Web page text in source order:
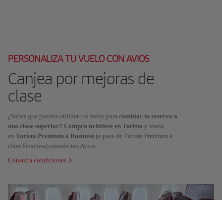
PERSONALIZA TU VUELO CON AVIOS
Canjea por mejoras de
clase
¿Sabes que puedes utilizar tus Avios para cambiar tu reserva a
una clase superior? Compra tu billete en Turista y vuela
en Turista Premium o Business (o pasa de Turista Premium a
clase Business) usando tus Avios.
Consulta condiciones